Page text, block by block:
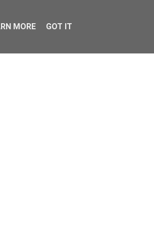
Επικοινωνία Κόσμος
MORE GOT IT